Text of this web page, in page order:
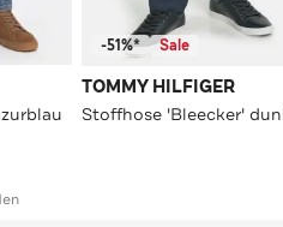
-51%* Sale
TOMMY HILFIGER